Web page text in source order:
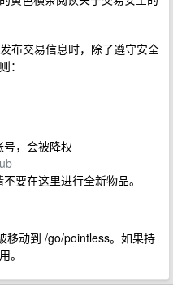
布交易信息时，除了遵守安全
：
，会被降权
要在这里进行全新物品。
移动到 /go/pointless。如果持
。